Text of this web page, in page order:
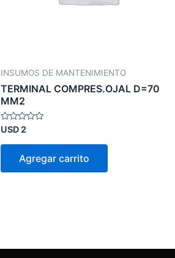
INSUMOS DE MANTENIMIENTO
TERMINAL COMPRES.OJAL D=70
MM2
Valorado
0
USD2
Agregar carrito